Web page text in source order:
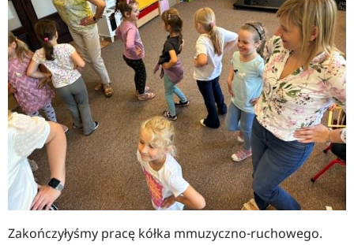
Zakończyłyśmy pracę kółka mmuzyczno-ruchowego.